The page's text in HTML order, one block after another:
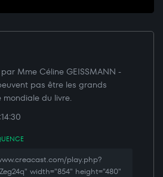
Mme Céline GEISSMANN -
pas être les grands
du livre.
play.php?
width="854" height="480"